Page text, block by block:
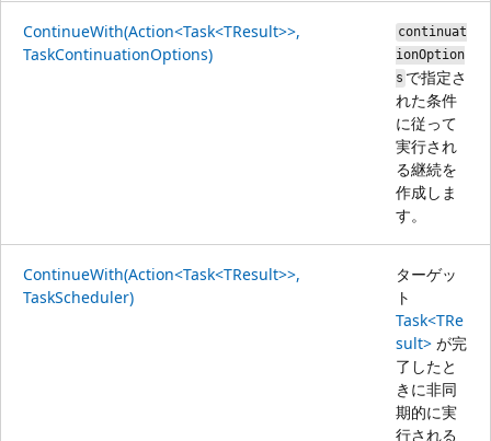
ContinueWith(Action<Task<TResult>>,
TaskContinuationOptions)
continuat
ionOption
s で指定さ
れた条件
に従って
実行され
る継続を
作成しま
す。
ContinueWith(Action<Task<TResult>>,
TaskScheduler)
ターゲッ
ト
Task<TRe
sult> が完
了したと
きに非同
期的に実
行される